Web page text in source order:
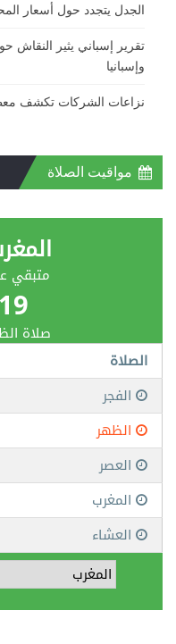
الجدل يتجدد حول أسعار
تقرير إسباني يثير النقاش
وإسبانيا
نزاعات الشركات تكشف
مواقيت الصلاة